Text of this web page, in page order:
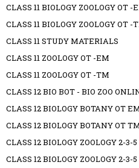
CLASS 11 BIOLOGY ZOOLOGY OT -
CLASS 11 BIOLOGY ZOOLOGY OT -
CLASS 11 STUDY MATERIALS
CLASS 11 ZOOLOGY OT -EM
CLASS 11 ZOOLOGY OT -TM
CLASS 12 BIO BOT - BIO ZOO
CLASS 12 BIOLOGY BOTANY OT
CLASS 12 BIOLOGY BOTANY OT
CLASS 12 BIOLOGY ZOOLOGY 2-3-
CLASS 12 BIOLOGY ZOOLOGY 2-3-